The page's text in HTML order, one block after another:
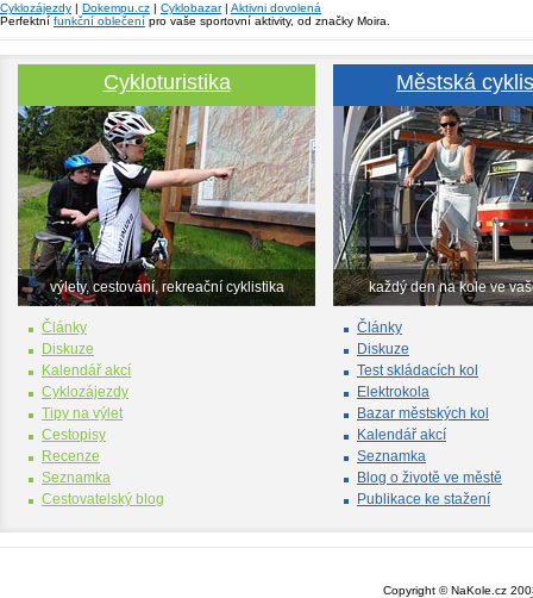
Cyklozájezdy | Dokempu.cz | Cyklobazar| Aktivni dovolená
Perfektní funkční oblečení pro vaše sportovní aktivity, od značky Moira.
Cykloturistika
výlety, cestování, rekreační cyklistika
Články
Diskuze
Kalendář akcí
Cyklozájezdy
Tipy na výlet
Cestopisy
Recenze
Seznamka
Cestovatelský blog
Městská
každý den na kole ve
Články
Diskuze
Test skládacích kol
Elektrokola
Bazar městských kol
Kalendář akcí
Seznamka
Blog o životě ve městě
Publikace ke stažení
Copyright © NaKole.cz